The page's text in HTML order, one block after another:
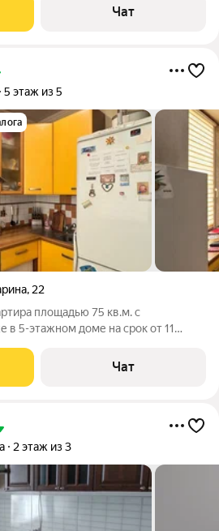
Чат
5 этаж из 5
, 22
площадью 75 кв.м. с
в 5-этажном доме на срок от 11
Бойлер Микроволновка Дом -
Чат
2 этаж из 3